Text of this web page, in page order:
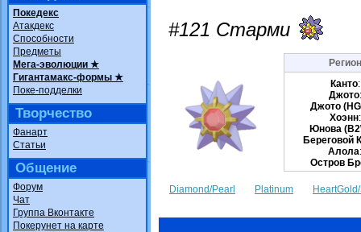
Покедекс
Атакдекс
Способности
Предметы
Мега-эволюции ★
Гигантамакс-формы ★
Поке-подделки
Творчество
Фанарт
Статьи
Общение
Форум
Чат
Группа Вконтакте
Покерунет на карте
#121 Старми
Канто
Джото
Джото
Хоэнн
Юнова
Береговой
Алола
Остров
Diamond/Pearl Platinum